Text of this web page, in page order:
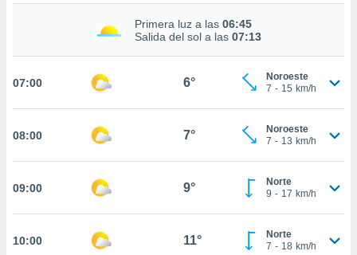
la
ya sean
CONFIGURACIÓN
Primera luz a las 06:45
Salida del sol a las 07:13
07:00 6°
Noroeste
7 - 15 km/h
08:00 7°
Noroeste
7 - 13 km/h
09:00 9°
Norte
9 - 17 km/h
10:00 11°
Norte
7 - 18 km/h